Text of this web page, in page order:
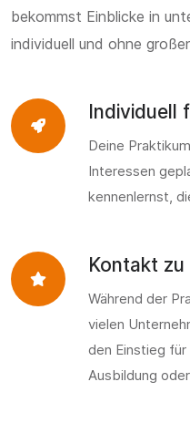
bekommst Einblicke in
individuell und ohne
Individuell
Deine
Interessen
kennenlernst,
Kontakt
Während der
vielen
den Einstieg für
Ausbildung